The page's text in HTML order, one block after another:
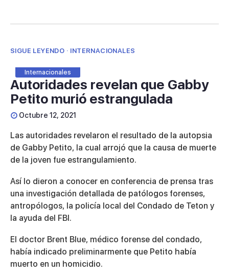
SIGUE LEYENDO · INTERNACIONALES
Internacionales
Autoridades revelan que Gabby
Petito murió estrangulada
Octubre 12, 2021
Las autoridades revelaron el resultado de la autopsia
de Gabby Petito, la cual arrojó que la causa de muerte
de la joven fue estrangulamiento.
Así lo dieron a conocer en conferencia de prensa tras
una investigación detallada de patólogos forenses,
antropólogos, la policía local del Condado de Teton y
la ayuda del FBI.
El doctor Brent Blue, médico forense del condado,
había indicado preliminarmente que Petito había
muerto en un homicidio.